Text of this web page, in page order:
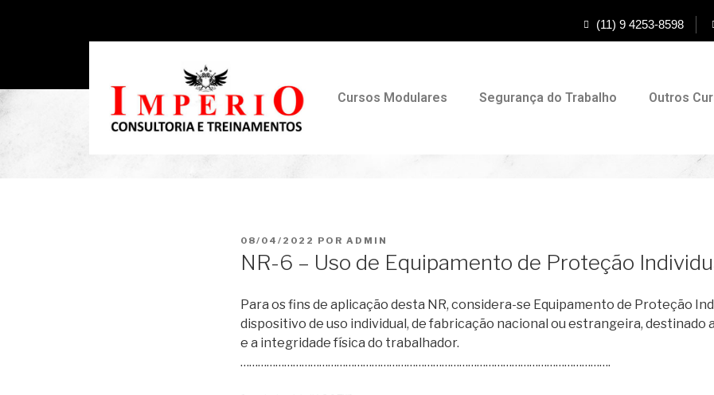
(11) 9 4253-8598
Cursos Modulares Segurança do Trabalho Outros
08/04/2022 POR ADMIN
NR-6 – Uso de Equipamento de Proteção
Para os fins de aplicação desta NR, considera-se Equipamento de Proteção
dispositivo de uso individual, de fabricação nacional ou estrangeira, destinado
e a integridade física do trabalhador.
……………………………………………………………………………………………………………….